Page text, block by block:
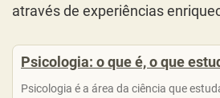
através de experiências
Psicologia: o que é, o que
Psicologia é a área da ciência que